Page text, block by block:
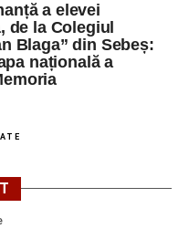
1 0258731066
a elevei
de la Colegiul
Blaga” din Sebeș:
națională a